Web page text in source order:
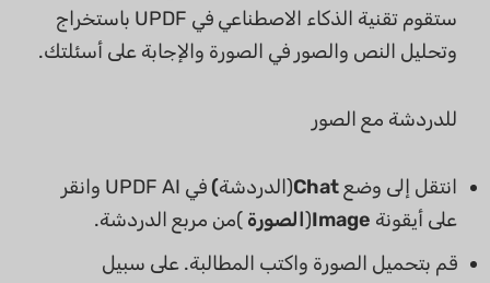
ستقوم تقنية الذكاء الاصطناعي في UPDF باستخراج
وتحليل النص والصور في الصورة والإجابة على أسئلتك.
للدردشة مع الصور
انتقل إلى وضع Chat(الدردشة)
في UPDF AI وانقر
على أيقونة Image
(الصورة )من مربع الدردشة.
قم بتحميل الصورة واكتب المطالبة. على سبيل